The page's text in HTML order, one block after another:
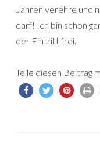
Jahren verehre und
darf! Ich bin schon
der Eintritt frei.
Teile diesen Beitrag